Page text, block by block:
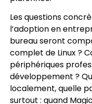
Les questions
l’adoption en
bureau seront
complet de Linux ?
périphériques
développement ?
localement, quelle
surtout : quand